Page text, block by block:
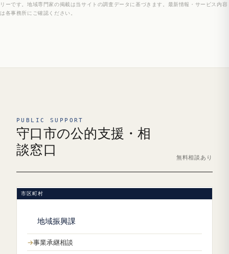
リーです。地域専門家の掲載は当サイトの調査データに基づきます。最新情報・サービス内容
は各事務所にご確認ください。
PUBLIC SUPPORT
守口市の公的支援・相
談窓口
無料相談あり
市区町村
地域振興課
事業承継相談